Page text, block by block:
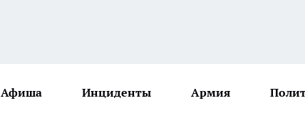
Афиша Инциденты Армия